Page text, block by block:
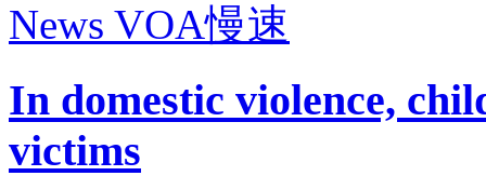
News VOA慢速
In domestic violence,
victims